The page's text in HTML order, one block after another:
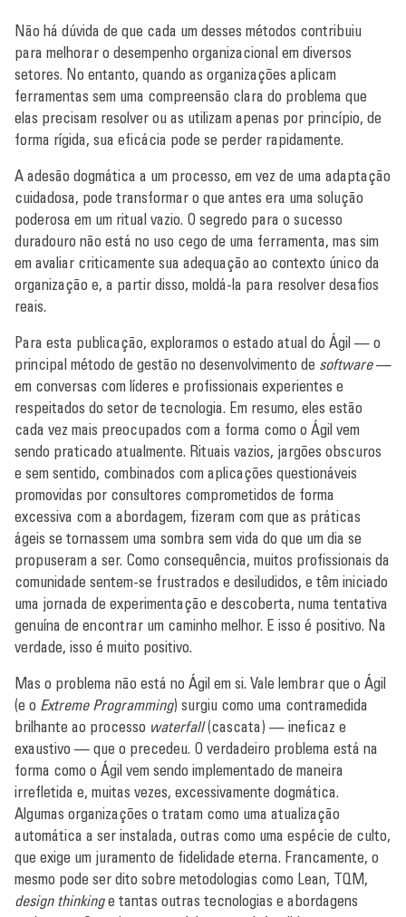
Não há dúvida de que cada um desses métodos contribuiu
para melhorar o desempenho organizacional em diversos
setores. No entanto, quando as organizações aplicam
ferramentas sem uma compreensão clara do problema que
elas precisam resolver ou as utilizam apenas por princípio, de
forma rígida, sua eficácia pode se perder rapidamente.
A adesão dogmática a um processo, em vez de uma adaptação
cuidadosa, pode transformar o que antes era uma solução
poderosa em um ritual vazio. O segredo para o sucesso
duradouro não está no uso cego de uma ferramenta, mas sim
em avaliar criticamente sua adequação ao contexto único da
organização e, a partir disso, moldá-la para resolver desafios
reais.
Para esta publicação, exploramos o estado atual do Ágil — o
principal método de gestão no desenvolvimento de software—
em conversas com líderes e profissionais experientes e
respeitados do setor de tecnologia. Em resumo, eles estão
cada vez mais preocupados com a forma como o Ágil vem
sendo praticado atualmente. Rituais vazios, jargões obscuros
e sem sentido, combinados com aplicações questionáveis
promovidas por consultores comprometidos de forma
excessiva com a abordagem, fizeram com que as práticas
ágeis se tornassem uma sombra sem vida do que um dia se
propuseram a ser. Como consequência, muitos profissionais da
comunidade sentem-se frustrados e desiludidos, e têm iniciado
uma jornada de experimentação e descoberta, numa tentativa
genuína de encontrar um caminho melhor. E isso é positivo. Na
verdade, isso é muito positivo.
Mas o problema não está no Ágil em si. Vale lembrar que o Ágil
(e o Extreme Programming) surgiu como uma contramedida
brilhante ao processo waterfall(cascata) — ineficaz e
exaustivo — que o precedeu. O verdadeiro problema está na
forma como o Ágil vem sendo implementado de maneira
irrefletida e, muitas vezes, excessivamente dogmática.
Algumas organizações o tratam como uma atualização
automática a ser instalada, outras como uma espécie de culto,
que exige um juramento de fidelidade eterna. Francamente, o
mesmo pode ser dito sobre metodologias como Lean, TQM,
design thinkinge tantas outras tecnologias e abordagens